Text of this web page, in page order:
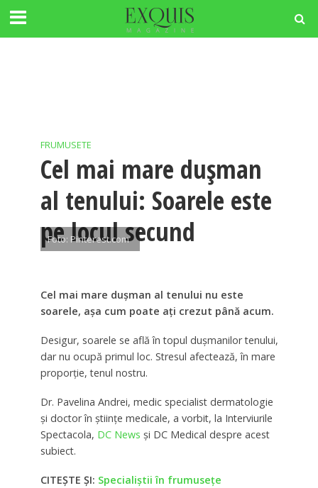
FRUMUSETE
Cel mai mare dușman
al tenului: Soarele este
pe locul secund
Foto: Pinterest.com
Cel mai mare dușman al tenului nu este
soarele, așa cum poate ați crezut până acum.
Desigur, soarele se află în topul dușmanilor tenului,
dar nu ocupă primul loc. Stresul afectează, în mare
proporție, tenul nostru.
Dr. Pavelina Andrei, medic specialist dermatologie
și doctor în științe medicale, a vorbit, la Interviurile
Spectacola, DC News și DC Medical despre acest
subiect.
CITEȘTE ȘI: Specialiștii în frumusețe